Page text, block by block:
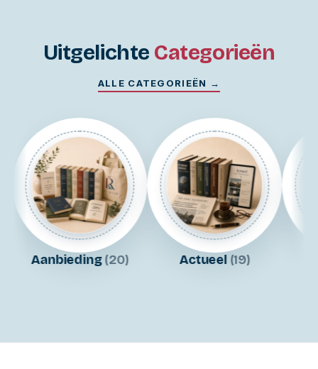
Uitgelichte Categorieën
ALLE CATEGORIEËN →
Aanbieding(20) Actueel(19)